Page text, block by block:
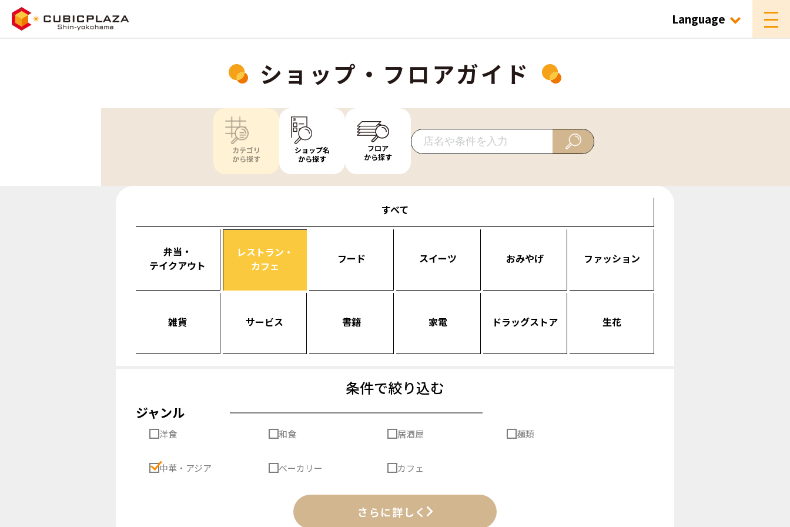
Language
ショップ・フロアガイド
カテゴリ
から探す
ショップ名
から探す
フロア
から探す
すべて
弁当・
テイクアウト
レストラン・
カフェ
フード スイーツ おみやげ ファッション
雑貨 サービス 書籍 家電 ドラッグストア 生花
条件で絞り込む
ジャンル
洋食 和食 居酒屋 麺類
中華・アジア ベーカリー カフェ
さらに詳しく